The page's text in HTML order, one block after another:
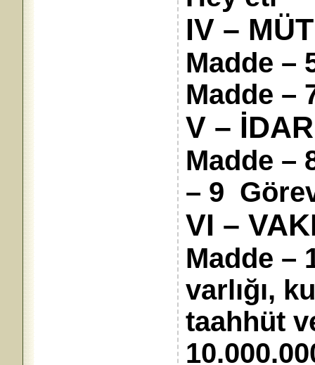
IV –
Madde
Madde –
V –
Madde
– 9
VI –
Madde –
varlığı,
taahhüt